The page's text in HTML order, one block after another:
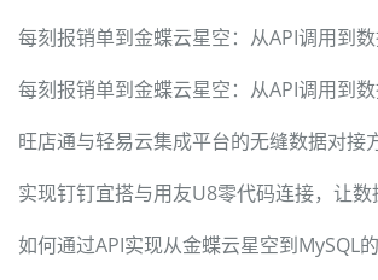
每刻报销单到金蝶云星空：从API调用到
每刻报销单到金蝶云星空：从API调用到
旺店通与轻易云集成平台的无缝数据对接
实现钉钉宜搭与用友U8零代码连接，让
如何通过API实现从金蝶云星空到MySQL